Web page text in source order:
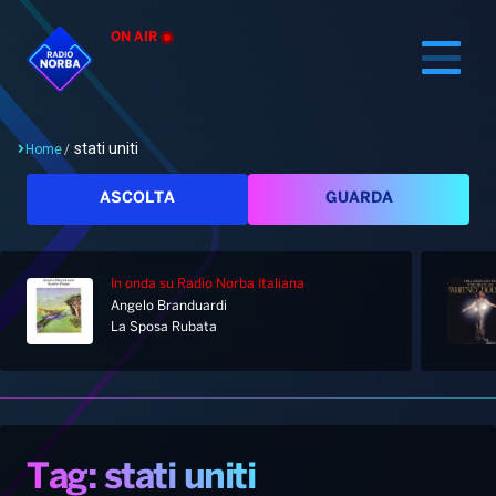
ON AIR
Home
Palinsesto
Notizie
Home/ stati uniti
ASCOLTA GUARDA
In onda su Radio Norba Italiana
Angelo Branduardi
La Sposa Rubata
Tag: stati uniti